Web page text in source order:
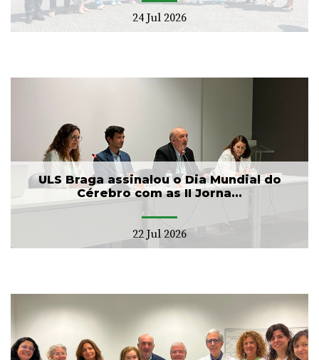
24 Jul 2026
ULS Braga assinalou o Dia Mundial do
Cérebro com as II Jorna...
22 Jul 2026